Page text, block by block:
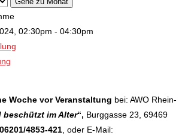
02:30pm - 04:30pm
Woche vor Veranstaltung bei: AWO Rhein-
beschützt im Alter“, Burggasse 23, 69469
06201/4853-421 , oder E-Mail: